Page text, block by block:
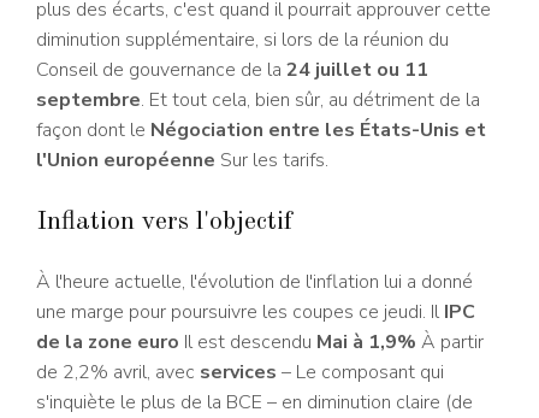
plus des écarts, c'est quand il pourrait approuver cette
diminution supplémentaire, si lors de la réunion du
Conseil de gouvernance de la 24 juillet ou 11
septembre. Et tout cela, bien sûr, au détriment de la
façon dont le Négociation entre les États-Unis et
l'Union européenne Sur les tarifs.
Inflation vers l'objectif
À l'heure actuelle, l'évolution de l'inflation lui a donné
une marge pour poursuivre les coupes ce jeudi. Il IPC
de la zone euro Il est descendu Mai à 1,9% À partir
de 2,2% avril, avec services – Le composant qui
s'inquiète le plus de la BCE – en diminution claire (de